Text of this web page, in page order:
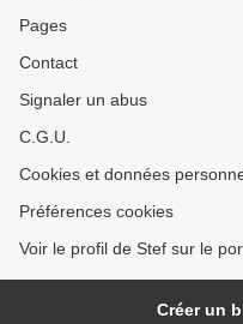
Pages
Contact
Signaler un abus
C.G.U.
Cookies et données
Préférences cookies
Voir le profil de Stef sur le
Créer un